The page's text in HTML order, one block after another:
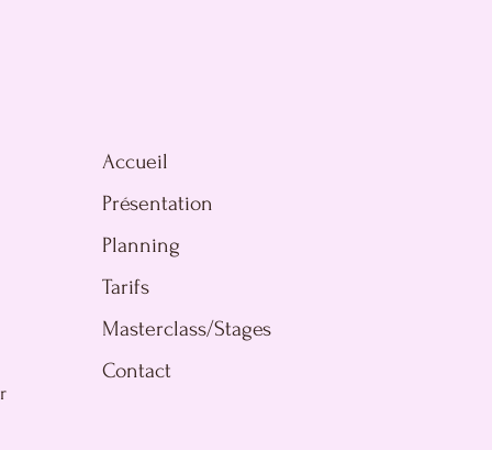
Accueil
Présentation
Planning
Tarifs
Masterclass/Stages
Contact